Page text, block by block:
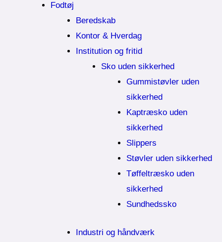
Fodtøj
Beredskab
Kontor & Hverdag
Institution og fritid
Sko uden sikkerhed
Gummistøvler uden
sikkerhed
Kaptræsko uden
sikkerhed
Slippers
Støvler uden sikkerhed
Tøffeltræsko uden
sikkerhed
Sundhedssko
Industri og håndværk